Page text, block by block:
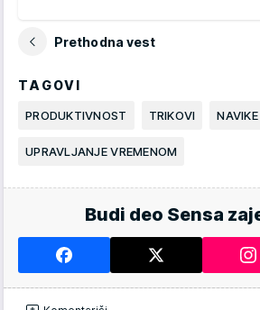
Prethodna vest
TAGOVI
PRODUKTIVNOST TRIKOVI NAVIKE
UPRAVLJANJE VREMENOM
Budi deo Sensa